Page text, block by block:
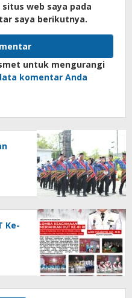
web saya pada
saya berikutnya.
untuk mengurangi
komentar Anda
Ke-